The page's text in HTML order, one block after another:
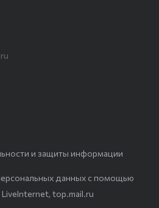
и защиты информации
данных с помощью
LiveInternet, top.mail.ru